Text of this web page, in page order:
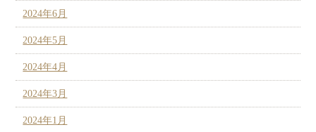
2024年6月
2024年5月
2024年4月
2024年3月
2024年1月